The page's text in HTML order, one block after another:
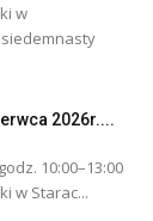
w
2026r....
10:00–13:00
w Starac...